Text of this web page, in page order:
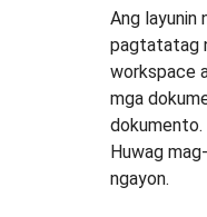
Ang layunin
pagtatatag
workspace
mga
dokumento.
Huwag
ngayon.